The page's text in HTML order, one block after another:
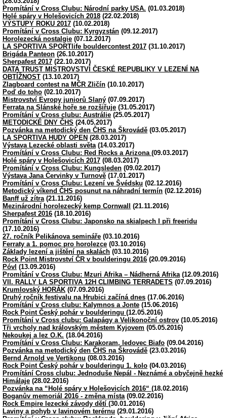
Promítání v Cross Clubu: Národní parky USA. (01.03.2018)
Holé spáry v Holešovicích 2018 (22.02.2018)
VÝSTUPY ROKU 2017 (10.02.2018)
Promítání v Cross Clubu: Kyrgyzstán (09.12.2017)
Horolezecká nostalgie (07.12.2017)
LA SPORTIVA SPORTlife bouldercontest 2017 (31.10.2017)
Brigáda Panteon (26.10.2017)
Sherpafest 2017 (22.10.2017)
DATA TRUST MISTROVSTVÍ ČESKÉ REPUBLIKY V LEZENÍ NA
OBTÍŽNOST (13.10.2017)
Zlagboard contest na MČR Zličín (10.10.2017)
Poď do toho (02.10.2017)
Mistrovství Evropy juniorů Slaný (07.09.2017)
Ferrata na Slánské hoře se rozšiřuje (31.05.2017)
Promítání v Cross clubu: Austrálie (25.05.2017)
METODICKÉ DNY ČHS (24.05.2017)
Pozvánka na metodický den ČHS na Škrovádě (03.05.2017)
LA SPORTIVA HUDY OPEN (28.03.2017)
Výstava Lezecké oblasti světa(14.03.2017)
Promítání v Cross Clubu: Red Rocks a Arizona (09.03.2017)
Holé spáry v Holešovicích 2017 (08.03.2017)
Promítání v Cross Clubu: Kungsleden (09.02.2017)
Výstava Jana Červinky v Turnově (17.01.2017)
Promítání v Cross Clubu: Lezení ve Švédsku (02.12.2016)
Metodický víkend ČHS posunut na náhradní termín (02.12.2016)
Banff už zítra(21.11.2016)
Mezinárodní horolezecký kemp Cornwall
(21.11.2016)
Sherpafest 2016 (18.10.2016)
Promítání v Cross Clubu: Japonsko na skialpech I při freeridu
(17.10.2016)
27. ročník Pelikánova semináře (03.10.2016)
Ferraty a 1. pomoc pro horolezce (03.10.2016)
Základy lezení a jištění na skalách (03.10.2016)
Rock Point Mistrovství ČR v boulderingu 2016 (20.09.2016)
Póvl (13.09.2016)
Promítání v Cross Clubu: Mzuri Afrika – Nádherná Afrika(12.09.2016)
VII. RALLY LA SPORTIVA 12H CLIMBING TERRADETS (07.09.2016)
Krumlovský HORÁK (07.09.2016)
Druhý ročník festivalu na Hrubici začíná dnes (17.06.2016)
Promítání v Cross clubu: Kalymnos a Jonte (15.06.2016)
Rock Point Český pohár v boulderingu (12.05.2016)
Promítání v Cross clubu: Galapágy a Velikonoční ostrov (10.05.2016)
Tři vrcholy nad královským městem Kyjovem (05.05.2016)
Nekoukej a lez O.K. (18.04.2016)
Promítání v Cross Clubu: Karakoram, ledovec Biafo (09.04.2016)
Pozvánka na metodický den ČHS na Škrovádě (23.03.2016)
Bernd Arnold ve Vertikonu (08.03.2016)
Rock Point Český pohár v boulderingu 1. kolo (04.03.2016)
Promítání Cross clubu: Jednoduše Nepál - Neznámé a obyčejně hezké
Himálaje (28.02.2016)
Pozvánka na “Holé spáry v Holešovicích 2016“ (18.02.2016)
Boganův memoriál 2016 - změna místa(09.02.2016)
Rock Empire lezecké závody dětí (30.01.2016)
Laviny a pohyb v lavinovém terérnu (29.01.2016)